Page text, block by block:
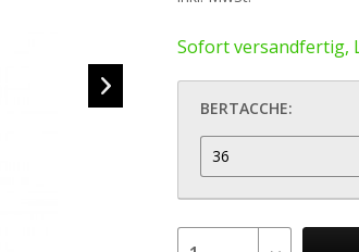
Sofort versandfertig,
BERTACCHE: